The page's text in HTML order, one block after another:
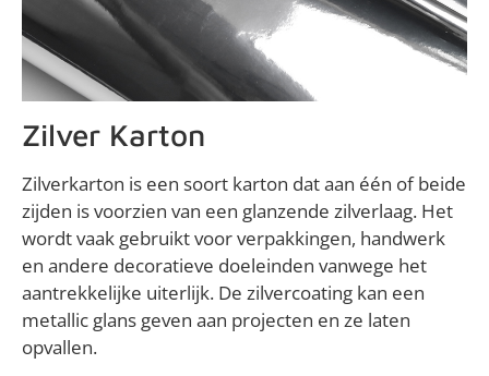
Zilver Karton
Zilverkarton is een soort karton dat aan één of beide
zijden is voorzien van een glanzende zilverlaag. Het
wordt vaak gebruikt voor verpakkingen, handwerk
en andere decoratieve doeleinden vanwege het
aantrekkelijke uiterlijk. De zilvercoating kan een
metallic glans geven aan projecten en ze laten
opvallen.